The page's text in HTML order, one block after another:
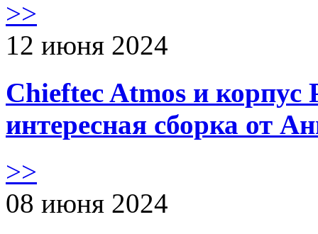
>>
12 июня 2024
Chieftec Atmos и корпус
интересная сборка от
>>
08 июня 2024